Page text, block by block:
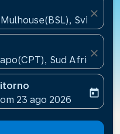
Svizzera
close
Sud Africa
close
aria-label
booking-return-date-
23 ago 2026
today